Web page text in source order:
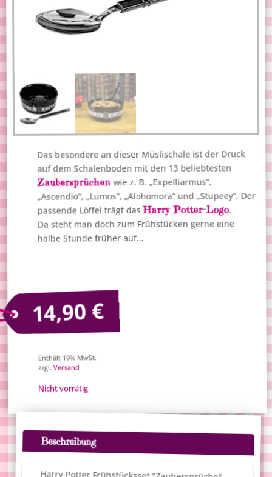
Das besondere an dieser Müslischale ist der Druck
auf dem Schalenboden mit den 13 beliebtesten
Zaubersprüchen wie z. B. „Expelliarmus“,
„Ascendio“, „Lumos“, „Alohomora“ und „Stupeey“. Der
passende Löffel trägt dasHarry Potter-Logo.
Da steht man doch zum Frühstücken gerne eine
halbe Stunde früher auf…
14,90€
Enthält 19% MwSt.
zzgl.Versand
Nicht vorrätig
Beschreibung